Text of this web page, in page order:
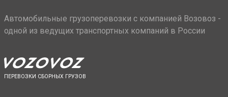
Автомобильные грузоперевозки с компанией Возовоз -
одной из ведущих транспортных компаний в России
ПЕРЕВОЗКИ СБОРНЫХ ГРУЗОВ